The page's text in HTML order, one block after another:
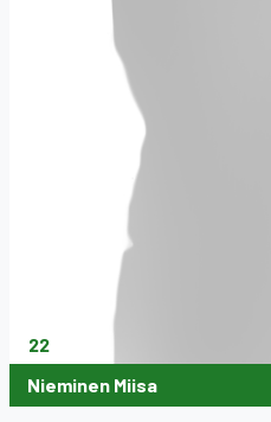
22
Nieminen Miisa